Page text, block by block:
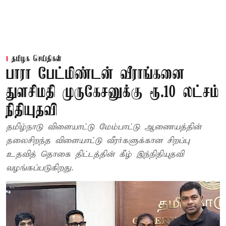
தமிழக செய்திகள்
பாரா பேட்மிண்டன் வீராங்கனை
துளசிமதி முருகேசனுக்கு ரூ.10 லட்சம்
நிதியுதவி
தமிழ்நாடு விளையாட்டு மேம்பாட்டு ஆணையத்தின்
தலைசிறந்த விளையாட்டு வீரர்களுக்கான சிறப்பு
உதவித் தொகை திட்டத்தின் கீழ் இந்நிதியுதவி
வழங்கப்படுகிறது.